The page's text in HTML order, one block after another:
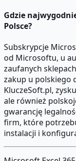
Gdzie
Polsce?
Subskrypcje
od Microsoftu, u
zaufanych
zakup u polskiego
KluczeSoft.pl,
ale również
gwarancję
firm, które
instalacji i